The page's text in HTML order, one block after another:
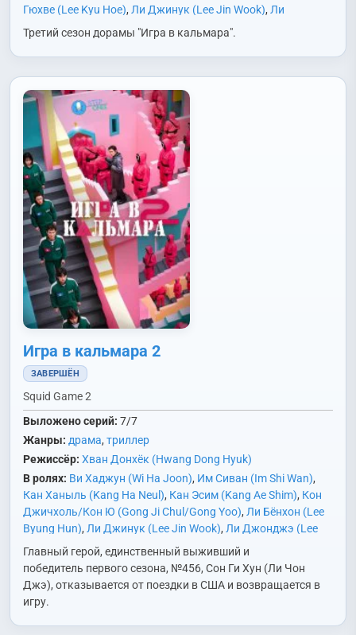
Гюхве (Lee Kyu Hoe), Ли Джинук (Lee Jin Wook), Ли
Джонджэ (Lee Jung Jae)
Ли Дэвид (Lee David)
(Lee Sung Woo)
Ли Сук (Lee Suk) Но Джэвон (Noh Jae Won)
О Дальсу (Oh Dal Su),Пак Кюён (Park Kyu Young),Пак
Сонхун (Park Sung Hoon),Пак Хисун (Park Hee Soon),Пак
Чину (Park Jin Woo),Сон Ёнчхан (Song Young Chang)
Джэхо (Jang Jae Ho)
Чо Аин (Jo Ah In)
Чон Сокхо (Jun Suk Ho),Чон Хоён (Jung Ho Yeon)
Гвихва (Choi Gwi Hwa)
Чхве Сынхён/Т.О.П. (Choi Seung
Hyun/T.O.P.),Чхэ Гукхи (Chae Gook Hee)
Dong Geun)
Третий сезон дорамы "Игра в кальмара".
Игра в кальмара 2
ЗАВЕРШЁН
Squid Game 2
Выложено серий: 7/7
Жанры: драма,триллер
Режиссёр: Хван Донхёк (Hwang Dong Hyuk)
В ролях: Ви Хаджун (Wi Ha Joon), Им Сиван (Im Shi Wan),
Кан Ханыль (Kang Ha Neul), Кан Эсим (Kang Ae Shim), Кон
Джичхоль/Кон Ю (Gong Ji Chul/Gong Yoo), Ли Бёнхон (Lee
Byung Hun), Ли Джинук (Lee Jin Wook), Ли Джонджэ (Lee
Jung Jae)
Ли Сохван (Lee Seo Hwan)
Но Джэвон (Noh Jae
Won)
Пак Кюён (Park Kyu Young) ,Пак Сонхун (Park Sung
Hoon)
Сон Джиу (Song Ji Woo) Чо Юри (Jo Yu Ri)
Сокхо (Jun Suk Ho)
Чхве Сынхён/Т.О.П. (Choi Seung
Hyun/T.O.P.)
Главный герой, единственный выживший и
победитель первого сезона, №456, Сон Ги Хун (Ли Чон
Джэ), отказывается от поездки в США и возвращается в
игру.